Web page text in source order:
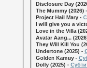
Disclosure Day
The Mummy (2026) -
Project Hail Mary -
I will give you a
Love in the Villa
Avatar Aang...
They Will Kill You
Undertone (2025) -
Golden Kamuy -
Dolly (2025) -